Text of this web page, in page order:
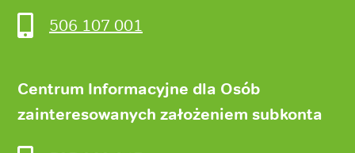
506 107 001
Centrum Informacyjne dla Osób
zainteresowanych założeniem subkonta